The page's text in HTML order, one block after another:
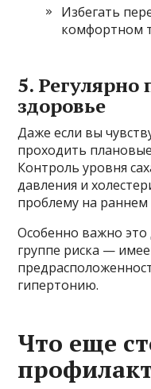
Избегать
комфортном
5. Регулярно
здоровье
Даже если вы
проходить
Контроль уровня
давления и
проблему на раннем
Особенно важно это
группе риска —
гипертонию.
Что еще